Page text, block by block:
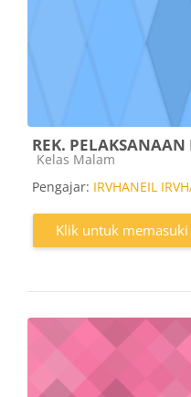
REK.
Kategori kursus
Kelas Malam
Pengajar: IRVHANEIL
Klik untuk